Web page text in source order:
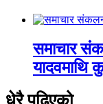
समाचार
यादवमाथि
धेरै पढिएको